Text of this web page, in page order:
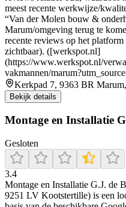
meest recente werkwijze/
“Van der Molen bouw &
Marum/omgeving terug te
recente reviews op het
zichtbaar). ([werkspot.nl]
(https://www.werkspot.nl/
vakmannen/
Kerkpad 7, 9363 BR
Bekijk details
Montage en Installatie
Gesloten
3.4
Montage en Installatie G.J. de
9251 LV Kootstertille) is een